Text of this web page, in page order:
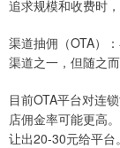
追求规模和收费时
渠道抽佣（OTA）
渠道之一，但随之
目前OTA平台对连
店佣金率可能更高
让出20-30元给平台。